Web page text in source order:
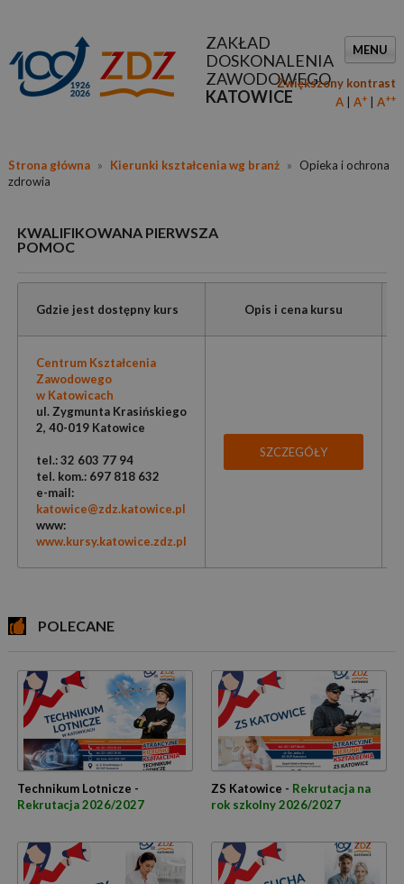
ZAKŁAD
DOSKONALENIA
ZAWODOWEGO
KATOWICE
MENU
Zwiększony kontrast
A
A+ A++
Strona główna » Kierunki kształcenia wg branż »
Opieka i ochrona
zdrowia
KWALIFIKOWANA PIERWSZA
POMOC
Gdzie jest dostępny kurs Opis i cena kursu
Centrum Kształcenia
Zawodowego
w Katowicach
ul. Zygmunta Krasińskiego
2, 40-019 Katowice
tel.: 32 603 77 94
tel. kom.: 697 818 632
e-mail:
katowice@zdz.katowice.pl
www:
www.kursy.katowice.zdz.pl
SZCZEGÓŁY
POLECANE
Technikum Lotnicze -
Rekrutacja 2026/2027
ZS Katowice - Rekrutacja na
rok szkolny 2026/2027